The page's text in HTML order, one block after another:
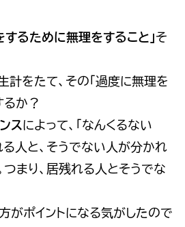
するために無理をすること」そ
計をたて、その「過度に無理を
るか？
スによって、「なんくるない
人と、そうでない人が分かれ
つまり、居残れる人とそうでな
がポイントになる気がしたので